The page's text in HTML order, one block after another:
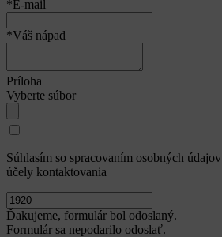
*E-mail
*Váš nápad
Príloha
Vyberte súbor
Súhlasím so spracovaním osobných údajov
účely kontaktovania
Ďakujeme, formulár bol odoslaný.
Formulár sa nepodarilo odoslať.